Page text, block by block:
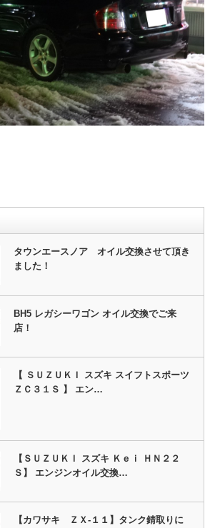
タウンエースノア オイル交換させて頂き
ました！
BH5 レガシーワゴン オイル交換でご来
店！
【 ＳＵＺＵＫＩ スズキ スイフトスポーツ
ＺＣ３１Ｓ 】 エン…
【ＳＵＺＵＫＩ スズキ Ｋｅｉ ＨＮ２２
Ｓ】 エンジンオイル交換…
【カワサキ ＺＸ‐１１】タンク錆取りに